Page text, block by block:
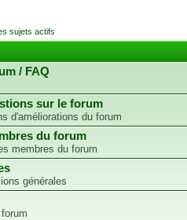
sujets actifs
/ FAQ
sur le forum
d'améliorations du forum
du forum
membres du forum
générales